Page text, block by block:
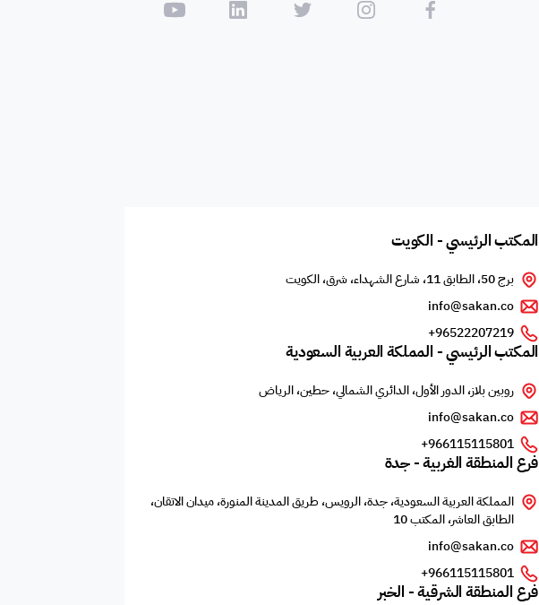
المكتب الرئيسي - الكويت
برج 50، الطابق 11، شارع الشهداء، شرق، الكويت
info@sakan.co
96522207219+
المكتب الرئيسي - المملكة العربية السعودية
روبين بلاز، الدور الأول، الدائري الشمالي، حطين، الرياض
info@sakan.co
966115115801+
فرع المنطقة الغربية - جدة
المملكة العربية السعودية، جدة، الرويس، طريق المدينة المنورة، ميدان الاتقان،
الطابق العاشر، المكتب 10
info@sakan.co
966115115801+
فرع المنطقة الشرقية - الخبر